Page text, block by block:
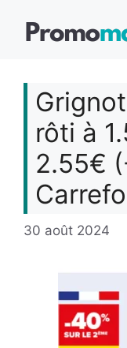
rôti à
2.55€
30 août 2024